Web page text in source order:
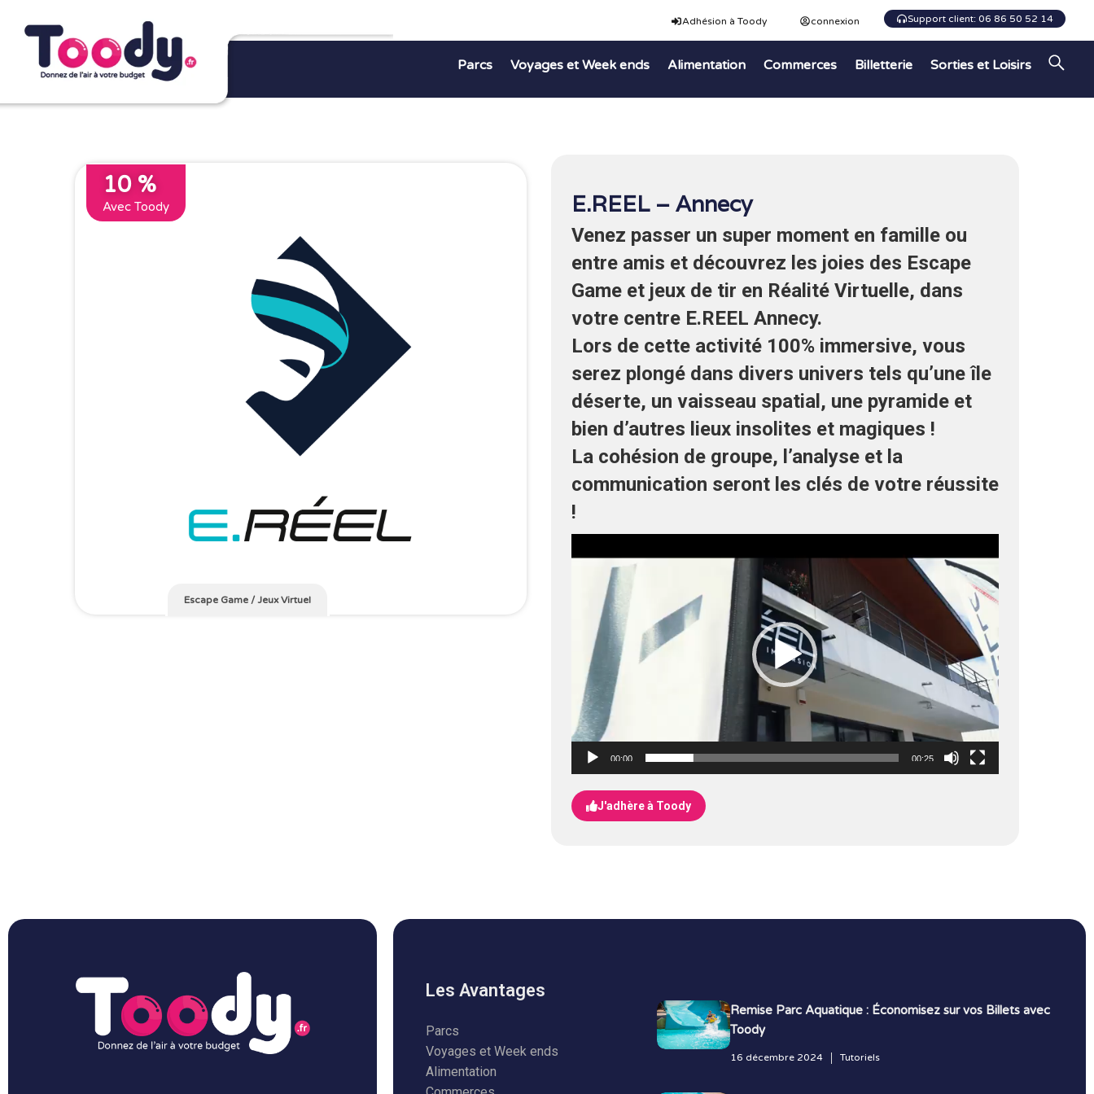
Adhésion à Toody connexion Support client: 06 86 50 52 14
Parcs Voyages et Week ends Alimentation Commerces Billetterie Sorties et Loisirs
10 %
Avec Toody
Escape Game/Jeux Virtuel
E.REEL – Annecy
Venez passer un super moment en famille ou
entre amis et découvrez les joies des Escape
Game et jeux de tir en Réalité Virtuelle, dans
votre centre E.REEL Annecy.
Lors de cette activité 100% immersive, vous
serez plongé dans divers univers tels qu’une île
déserte, un vaisseau spatial, une pyramide et
bien d’autres lieux insolites et magiques !
La cohésion de groupe, l’analyse et la
communication seront les clés de votre réussite
!
vidéo
00:00 00:25
J'adhère à Toody
Les Avantages
Parcs
Voyages et Week ends
Alimentation
Remise Parc Aquatique : Économisez sur vos Billets avec
Toody
16 décembre 2024 Tutoriels